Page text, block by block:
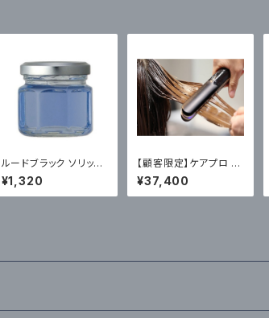
ルードブラック ソリッド
グリース RUEDE BR
AQUE SOLID GREAS
E 50g ¥1,320（税
¥1,320
【顧客限定】ケアプロ C
ARE PRO 超音波 アイ
ロン トリートメント浸透
促進
¥37,400